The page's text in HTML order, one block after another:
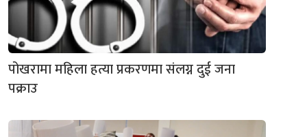
पोखरामा महिला हत्या प्रकरणमा संलग्न दुई जना
पक्राउ